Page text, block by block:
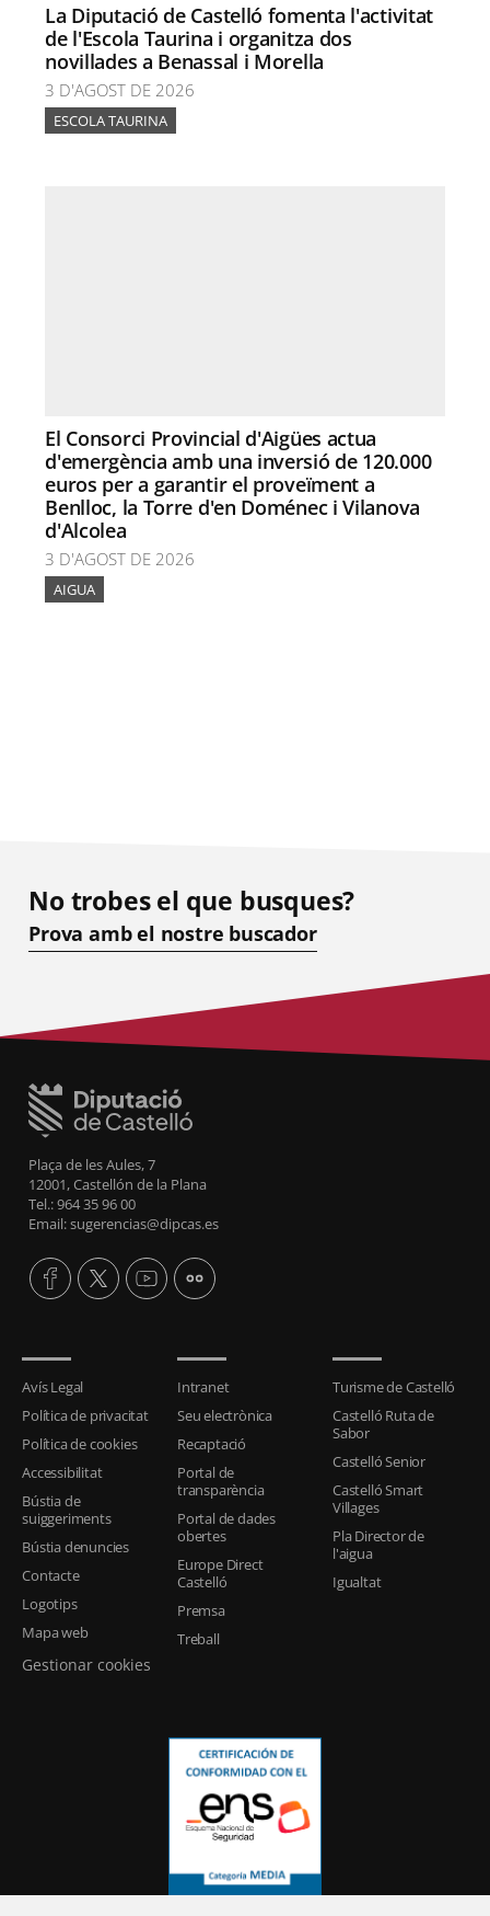
La Diputació de Castelló fomenta l'activitat
de l'Escola Taurina i organitza dos
novillades a Benassal i Morella
3 D'AGOST DE 2026
ESCOLA TAURINA
El Consorci Provincial d'Aigües actua
d'emergència amb una inversió de 120.000
euros per a garantir el proveïment a
Benlloc, la Torre d'en Doménec i Vilanova
d'Alcolea
3 D'AGOST DE 2026
AIGUA
No trobes el que busques?
Prova amb el nostre buscador
Plaça de les Aules, 7
12001, Castellón de la Plana
Tel.: 964 35 96 00
Email: sugerencias@dipcas.es
Avís Legal
Política de privacitat
Política de cookies
Accessibilitat
Bústia de
suiggeriments
Bústia denuncies
Contacte
Logotips
Mapa web
Gestionar cookies
Intranet
Seu electrònica
Recaptació
Portal de
transparència
Portal de dades
obertes
Europe Direct
Castelló
Premsa
Treball
Turisme de Castelló
Castelló Ruta de
Sabor
Castelló Senior
Castelló Smart
Villages
Pla Director de
l'aigua
Igualtat